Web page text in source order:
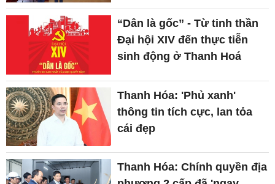
“Dân là gốc” - Từ tinh thần
Đại hội XIV đến thực tiễn
sinh động ở Thanh Hoá
Thanh Hóa: 'Phủ xanh'
thông tin tích cực, lan tỏa
cái đẹp
Thanh Hóa: Chính quyền địa